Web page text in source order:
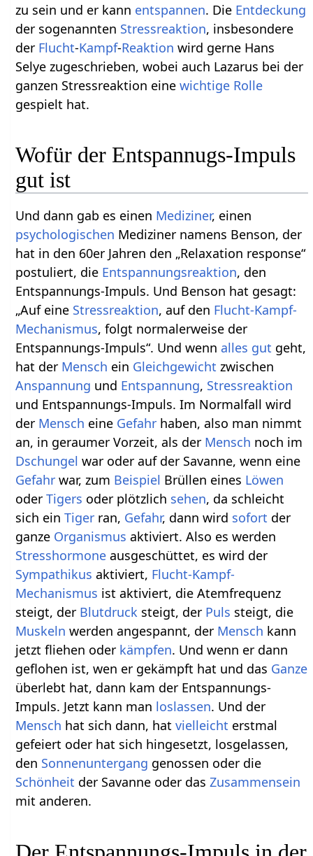
zu sein und er kann entspannen. Die Entdeckung
der sogenannten Stressreaktion, insbesondere
der Flucht-Kampf-Reaktion wird gerne Hans
Selye zugeschrieben, wobei auch Lazarus bei der
ganzen Stressreaktion einewichtige Rolle
gespielt hat.
Wofür der Entspannugs-Impuls
gut ist
Und dann gab es einen Mediziner, einen
psychologischen Mediziner namens Benson, der
hat in den 60er Jahren den „Relaxation response“
postuliert, die Entspannungsreaktion, den
Entspannungs-Impuls. Und Benson hat gesagt:
„Auf eine Stressreaktion, auf den Flucht-Kampf-
Mechanismus, folgt normalerweise der
Entspannungs-Impuls“. Und wenn alles gut geht,
hat der Mensch ein Gleichgewicht zwischen
Anspannung und Entspannung, Stressreaktion
und Entspannungs-Impuls. Im Normalfall wird
der Mensch eine Gefahr haben, also man nimmt
an, in geraumer Vorzeit, als der Mensch noch im
Dschungel war oder auf der Savanne, wenn eine
Gefahr war, zum Beispiel Brüllen eines Löwen
oderTigers oder plötzlich sehen, da schleicht
sich einTiger ran, Gefahr, dann wird sofort der
ganze Organismus aktiviert. Also es werden
Stresshormone ausgeschüttet, es wird der
Sympathikus aktiviert, Flucht-Kampf-
Mechanismus ist aktiviert, die Atemfrequenz
steigt, der Blutdruck steigt, der Puls steigt, die
Muskeln werden angespannt, der Mensch kann
jetzt fliehen oder kämpfen. Und wenn er dann
geflohen ist, wen er gekämpft hat und das Ganze
überlebt hat, dann kam der Entspannungs-
Impuls. Jetzt kann man loslassen. Und der
Mensch hat sich dann, hatvielleicht erstmal
gefeiert oder hat sich hingesetzt, losgelassen,
den Sonnenuntergang genossen oder die
Schönheit der Savanne oder dasZusammensein
mit anderen.